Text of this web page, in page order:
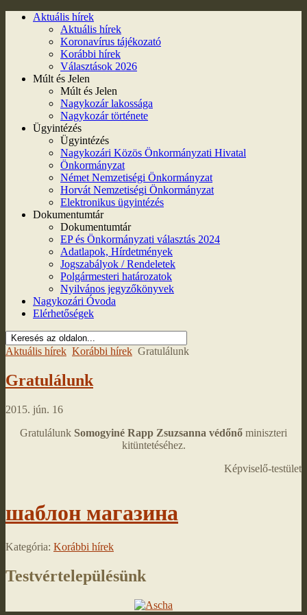
Aktuális hírek
Aktuális hírek
Koronavírus tájékozató
Korábbi hírek
Választások 2026
Múlt és Jelen
Múlt és Jelen
Nagykozár lakossága
Nagykozár története
Ügyintézés
Ügyintézés
Nagykozári Közös Önkormányzati Hivatal
Önkormányzat
Német Nemzetiségi Önkormányzat
Horvát Nemzetiségi Önkormányzat
Elektronikus ügyintézés
Dokumentumtár
Dokumentumtár
EP és Önkormányzati választás 2024
Adatlapok, Hírdetmények
Jogszabályok / Rendeletek
Polgármesteri határozatok
Nyilvános jegyzőkönyvek
Nagykozári Óvoda
Elérhetőségek
Aktuális hírek Korábbi hírek Gratulálunk
Gratulálunk
2015. jún. 16
Gratulálunk Somogyiné Rapp Zsuzsanna védőnő miniszteri
kitüntetéséhez.
Képviselő-testület
шаблон магазина
Kategória: Korábbi hírek
Testvértelepülésünk